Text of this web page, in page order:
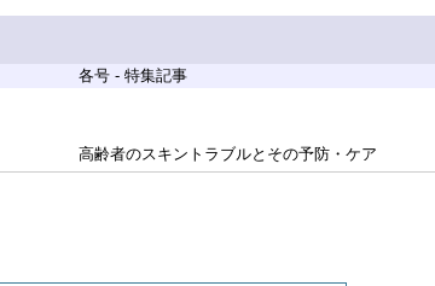
各号 - 特集記事
高齢者のスキントラブルとその予防・ケア